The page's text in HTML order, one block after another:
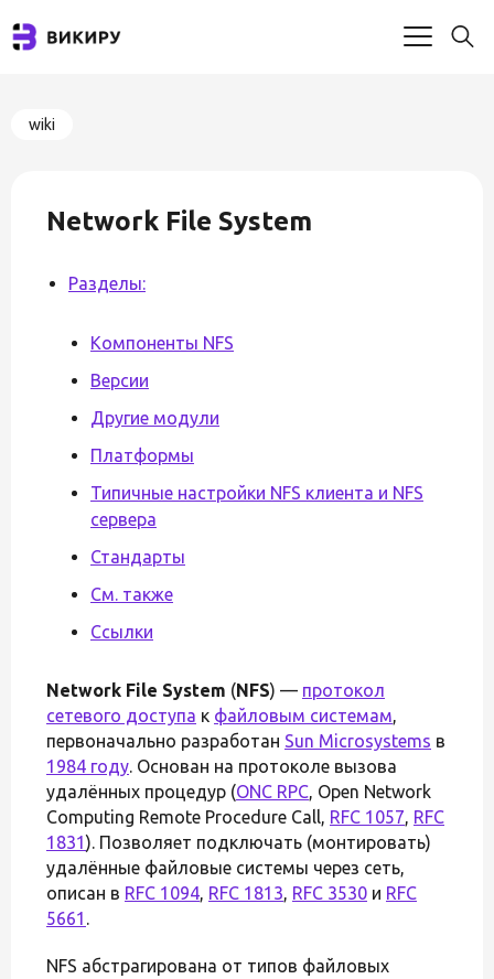
wiki
Network File System
Разделы:
Компоненты NFS
Версии
Другие модули
Платформы
Типичные настройки NFS клиента и NFS
сервера
Стандарты
См. также
Ссылки
Network File System (NFS) — протокол
сетевого доступа к файловым системам,
первоначально разработан Sun Microsystems в
1984 году. Основан на протоколе вызова
удалённых процедур (ONC RPC, Open Network
Computing Remote Procedure Call, RFC 1057, RFC
1831). Позволяет подключать (монтировать)
удалённые файловые системы через сеть,
описан в RFC 1094, RFC 1813, RFC 3530 и RFC
5661 .
NFS абстрагирована от типов файловых